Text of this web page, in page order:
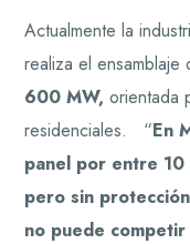
Actualmente la
realiza el
600 MW, orientada
residenciales. “En
panel por entre 10
pero sin
no puede